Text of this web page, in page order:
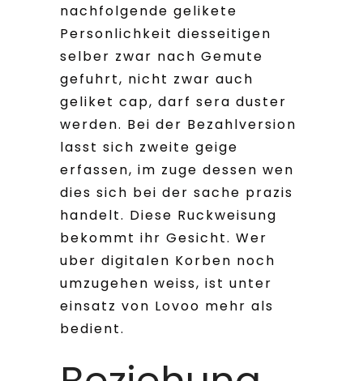
nachfolgende gelikete
Personlichkeit diesseitigen
selber zwar nach Gemute
gefuhrt, nicht zwar auch
geliket cap, darf sera duster
werden. Bei der Bezahlversion
lasst sich zweite geige
erfassen, im zuge dessen wen
dies sich bei der sache prazis
handelt. Diese Ruckweisung
bekommt ihr Gesicht. Wer
uber digitalen Korben noch
umzugehen weiss, ist unter
einsatz von Lovoo mehr als
bedient.